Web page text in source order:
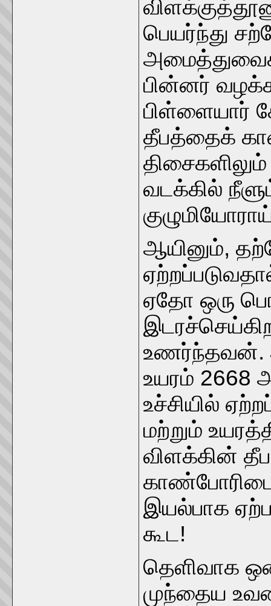
பெயர்ந்து
பின்னர்
பிள்ளையார்
தீபத்தைக்
வடக்கில்
ஆயினும்,
ஏதோ ஒரு
உணர்ந்தவன்.
உயரம் 2668
உச்சியில்
மற்றும்
விளக்கின்
இயல்பாக
கூட!
தெளிவாக
முந்தைய